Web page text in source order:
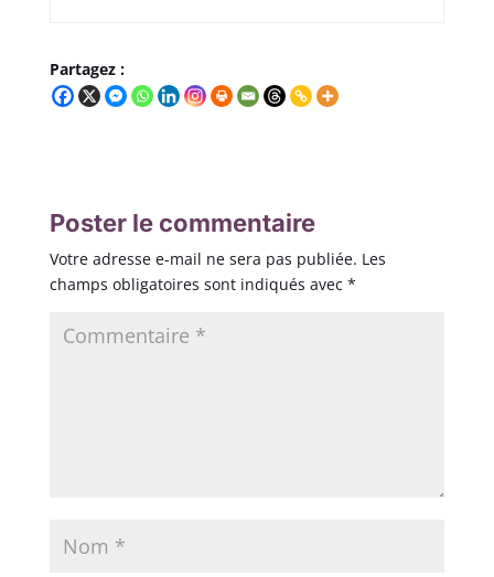
Partagez :
Poster le commentaire
Votre adresse e-mail ne sera pas publiée. Les
champs obligatoires sont indiqués avec *